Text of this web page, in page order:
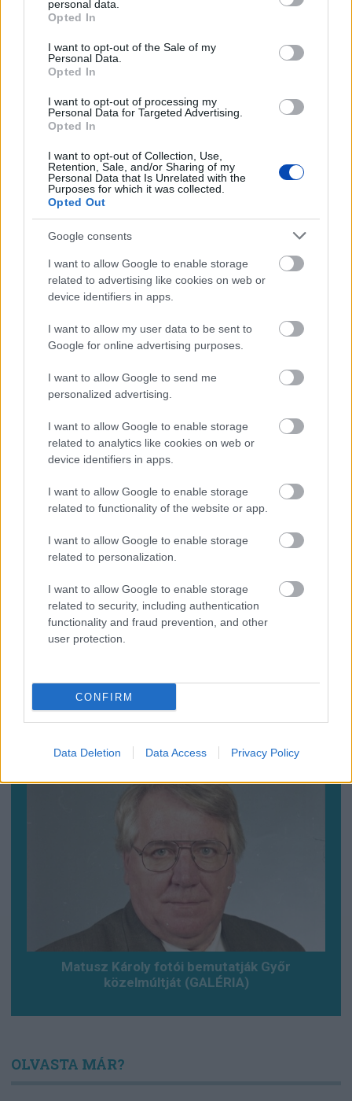
grant or deny consent to Google and its third-party tags to
use your data for below specified purposes in below Google
consent section.
personal data.
Opted In
I want to opt-out of the Sale of my
Personal Data.
Opted In
I want to opt-out of processing my
Personal Data for Targeted Advertising.
Opted In
I want to opt-out of Collection, Use,
Retention, Sale, and/or Sharing of my
Personal Data that Is Unrelated with the
Purposes for which it was collected.
Opted Out
Google consents
I want to allow Google to enable storage
related to advertising like cookies on web or
device identifiers in apps.
I want to allow my user data to be sent to
Google for online advertising purposes.
I want to allow Google to send me
personalized advertising.
I want to allow Google to enable storage
related to analytics like cookies on web or
device identifiers in apps.
I want to allow Google to enable storage
related to functionality of the website or app.
I want to allow Google to enable storage
related to personalization.
I want to allow Google to enable storage
related to security, including authentication
functionality and fraud prevention, and other
user protection.
CONFIRM
Data Deletion Data Access Privacy Policy
LEGFRISSEBB GALÉRIÁK
Már látható jelei vannak az autópálya
bővítésének (GALÉRIA)
A titkosított platformokat használó bűnözők is
elkaphatók (VIDEÓ+GALÉRIA)
Baleset az alagútban, szerencsére csak
gyakorlat volt (VDEÓ, GALÉRIA)
Matusz Károly fotói bemutatják Győr
közelmúltját (GALÉRIA)
OLVASTA MÁR?